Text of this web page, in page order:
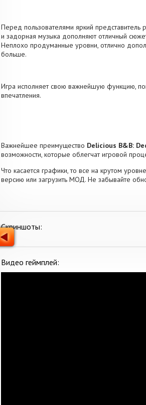
Перед пользователями яркий представитель
и задорная музыка дополняют отличный
Неплохо продуманные уровни, отлично
больше.
Игра исполняет свою важнейшую функцию,
впечатления.
Важнейшее преимущество Delicious B&B:
возможности, которые облегчат игровой
Что касается графики, то все на крутом
версию или загрузить МОД. Не забывайте
Скриншоты:
Видео геймплей: